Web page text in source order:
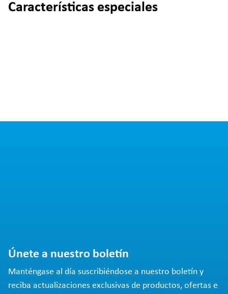
Características especiales
Únete a nuestro boletín
Manténgase al día suscribiéndose a nuestro boletín y
reciba actualizaciones exclusivas de productos, ofertas e